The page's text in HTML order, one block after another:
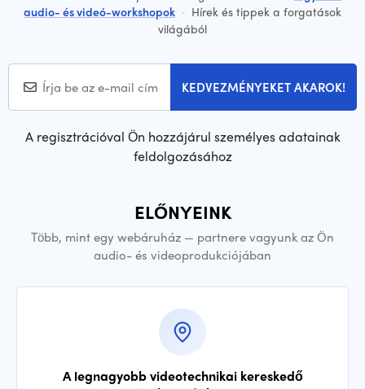
audio- és videó-workshopok · Hírek és tippek a forgatások
világából
KEDVEZMÉNYEKET AKAROK!
A regisztrációval Ön hozzájárul személyes adatainak
feldolgozásához
ELŐNYEINK
Több, mint egy webáruház — partnere vagyunk az Ön
audio- és videoprodukciójában
A legnagyobb videotechnikai kereskedő